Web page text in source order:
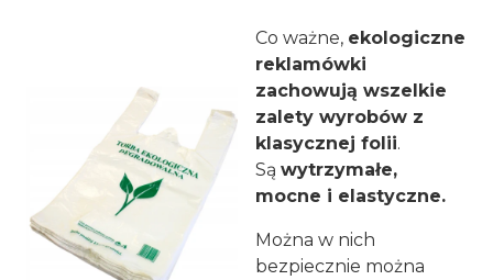
Co ważne, ekologiczne
reklamówki
zachowują wszelkie
zalety wyrobów z
klasycznej folii.
Są wytrzymałe,
mocne i elastyczne.
Można w nich
bezpiecznie można